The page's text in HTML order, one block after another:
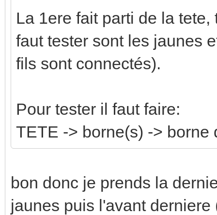
La 1ere fait parti de la
faut tester sont les jaunes
fils sont connectés).
Pour tester il faut faire:
TETE -> borne(s) -> borne
bon donc je prends la
jaunes puis l'avant